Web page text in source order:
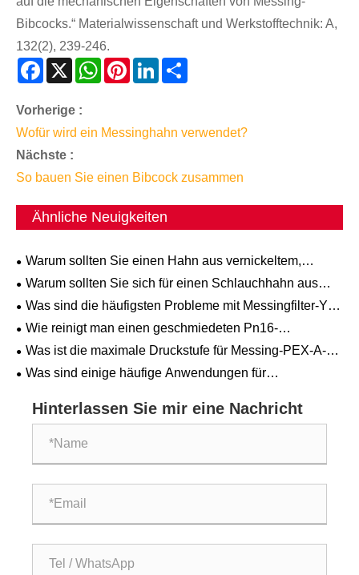
Bibcocks.“ Materialwissenschaft und Werkstofftechnik: A,
132(2), 239-246.
Facebook
X WhatsAppPinterestLinkedIn
Vorherige :
Wofür wird ein Messinghahn verwendet?
Nächste :
So bauen Sie einen Bibcock zusammen
Ähnliche Neuigkeiten
Warum sollten Sie einen Hahn aus vernickeltem,
geschmiedetem Messing anderen Optionen vorziehen?
Warum sollten Sie sich für einen Schlauchhahn aus
Messing mit T-Griff für Ihren Außenschlauchanschluss
entscheiden?
Was sind die häufigsten Probleme mit Messingfilter-Y-
Siebventilen und wie können sie behoben werden?
Wie reinigt man einen geschmiedeten Pn16-
Messingschieber?
Was ist die maximale Druckstufe für Messing-PEX-A-
Anschlusskupplungen?
Was sind einige häufige Anwendungen für
Sanitärsystemen?
Hinterlassen Sie mir eine Nachricht